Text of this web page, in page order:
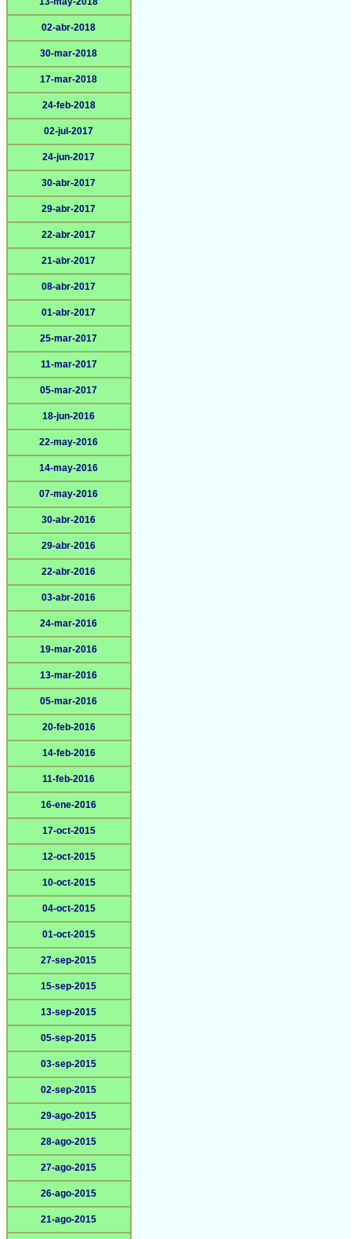
02-abr-2018
30-mar-2018
17-mar-2018
24-feb-2018
02-jul-2017
24-jun-2017
30-abr-2017
29-abr-2017
22-abr-2017
21-abr-2017
08-abr-2017
01-abr-2017
25-mar-2017
11-mar-2017
05-mar-2017
18-jun-2016
22-may-2016
14-may-2016
07-may-2016
30-abr-2016
29-abr-2016
22-abr-2016
03-abr-2016
24-mar-2016
19-mar-2016
13-mar-2016
05-mar-2016
20-feb-2016
14-feb-2016
11-feb-2016
16-ene-2016
17-oct-2015
12-oct-2015
10-oct-2015
04-oct-2015
01-oct-2015
27-sep-2015
15-sep-2015
13-sep-2015
05-sep-2015
03-sep-2015
02-sep-2015
29-ago-2015
28-ago-2015
27-ago-2015
26-ago-2015
21-ago-2015